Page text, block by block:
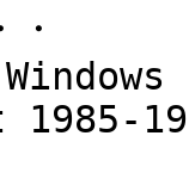
1985-